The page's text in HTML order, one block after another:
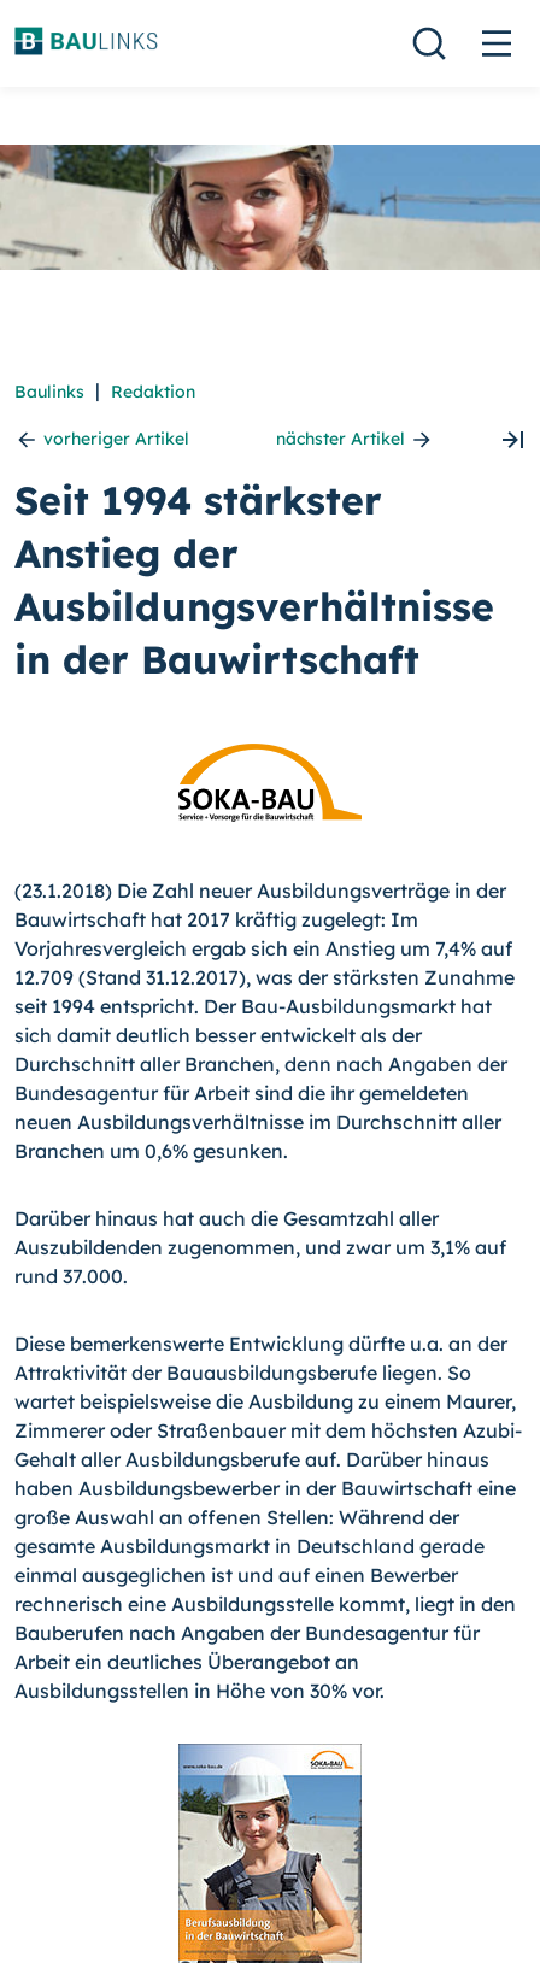
Baulinks | Redaktion
vorheriger Artikel nächster Artikel
Seit 1994 stärkster
Anstieg der
Ausbildungsverhältnisse
in der Bauwirtschaft
(23.1.2018) Die Zahl neuer Ausbildungsverträge in der
Bauwirtschaft hat 2017 kräftig zugelegt: Im
Vorjahresvergleich ergab sich ein Anstieg um 7,4% auf
12.709 (Stand 31.12.2017), was der stärksten Zunahme
seit 1994 entspricht. Der Bau-Aus­bildungsmarkt hat
sich damit deutlich besser entwickelt als der
Durchschnitt aller Branchen, denn nach Angaben der
Bundesagentur für Arbeit sind die ihr gemeldeten
neuen Ausbildungsverhältnisse im Durchschnitt aller
Branchen um 0,6% gesunken.
Darüber hinaus hat auch die Gesamtzahl aller
Auszubildenden zugenommen, und zwar um 3,1% auf
rund 37.000.
Diese bemerkenswerte Entwicklung dürfte u.a. an der
Attraktivität der Bauausbildungsberufe liegen. So
wartet beispielsweise die Ausbildung zu einem Maurer,
Zimmerer oder Straßenbauer mit dem höchsten Azubi-
Gehalt aller Ausbildungsberufe auf. Darüber hinaus
haben Ausbildungsbewerber in der Bauwirtschaft eine
große Auswahl an offenen Stellen: Während der
gesamte Ausbildungsmarkt in Deutschland gerade
einmal ausgeglichen ist und auf einen Bewerber
rechnerisch eine Ausbildungsstelle kommt, liegt in den
Bauberufen nach Angaben der Bundesagentur für
Arbeit ein deutliches Überangebot an
Ausbildungsstellen in Höhe von 30% vor.